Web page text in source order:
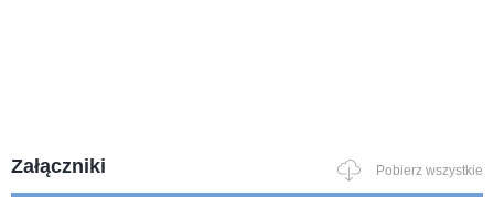
Załączniki Pobierz wszystkie